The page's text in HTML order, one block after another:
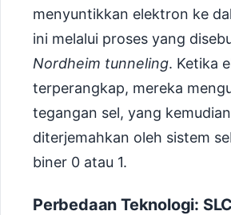
menyuntikkan elektron ke
ini melalui proses yang
Nordheim tunneling. Ketika
terperangkap, mereka
tegangan sel, yang kemudian
diterjemahkan oleh sistem
biner 0 atau 1.
Perbedaan Teknologi: